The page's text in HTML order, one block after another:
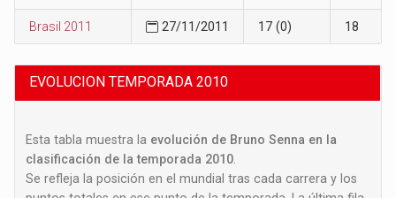
Brasil 2011 27/11/2011 17 (0) 18
EVOLUCION TEMPORADA 2010
Esta tabla muestra la evolución de Bruno Senna en la
clasificación de la temporada 2010
Se refleja la posición en el mundial tras cada carrera y los